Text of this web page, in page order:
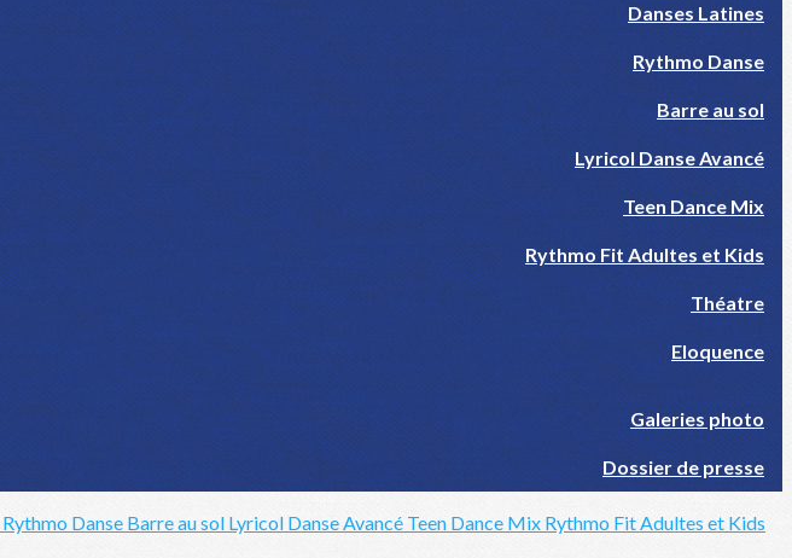
Danses Latines
Rythmo Danse
Barre au sol
Lyricol Danse Avancé
Teen Dance Mix
Rythmo Fit Adultes et Kids
Théatre
Eloquence
Galeries photo
Dossier de presse
Rythmo Danse Barre au sol Lyricol Danse Avancé Teen Dance Mix Rythmo Fit Adultes et Kids